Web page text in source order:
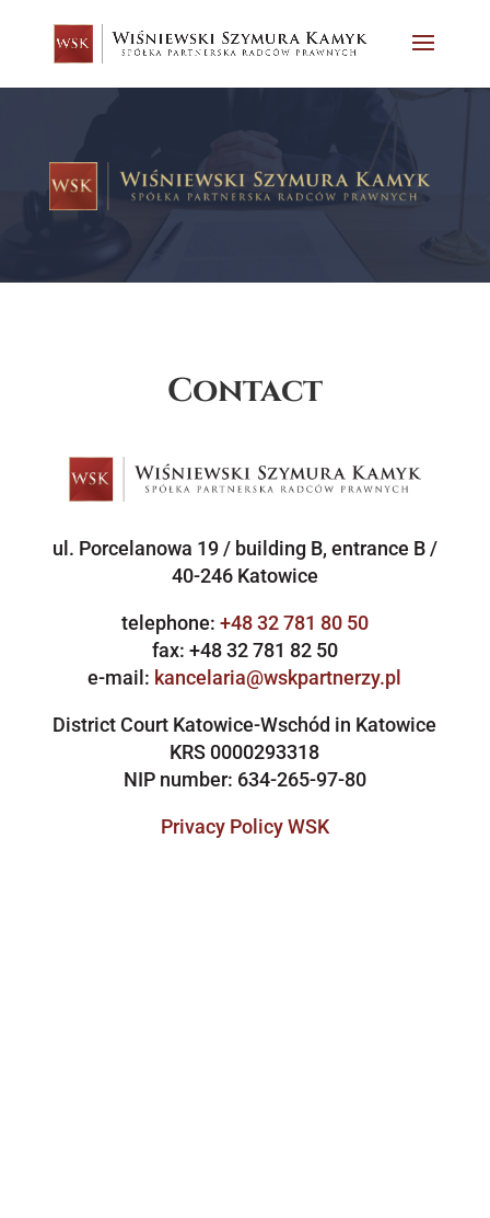
Contact
ul. Porcelanowa 19 / building B, entrance B /
40-246 Katowice
telephone: +48 32 781 80 50
fax: +48 32 781 82 50
e-mail: kancelaria@wskpartnerzy.pl
District Court Katowice-Wschód in Katowice
KRS 0000293318
NIP number: 634-265-97-80
Privacy Policy WSK